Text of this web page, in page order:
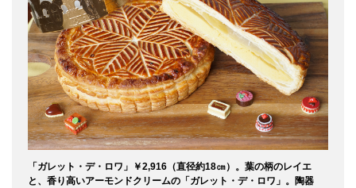
「ガレット・デ・ロワ」￥2,916（直径約18㎝）。葉の柄のレイエ
と、香り高いアーモンドクリームの「ガレット・デ・ロワ」。陶器